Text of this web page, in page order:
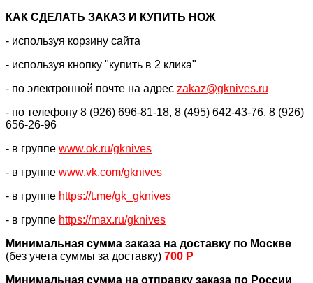
КАК CДЕЛАТЬ ЗАКАЗ И КУПИТЬ НОЖ
- используя корзину сайта
- используя кнопку "купить в 2 клика"
- по электронной почте на адрес zakaz@gknives.ru
- по телефону 8 (926) 696-81-18, 8 (495) 642-43-76, 8 (926)
656-26-96
- в группе www.ok.ru/gknives
- в группе www.vk.com/gknives
- в группе https://t.me/gk_gknives
- в группе https://max.ru/gknives
Минимальная сумма заказа на доставку по Москве
(без учета суммы за доставку) 700 Р
Минимальная сумма на отправку заказа по России